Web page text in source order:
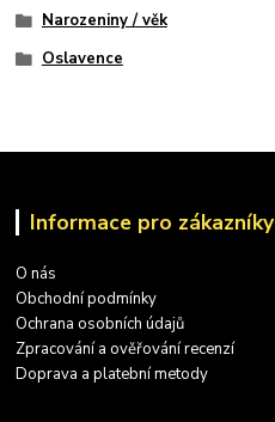
Narozeniny / věk
Oslavence
Informace pro zákazníky
O nás
Obchodní podmínky
Ochrana osobních údajů
Zpracování a ověřování recenzí
Doprava a platební metody